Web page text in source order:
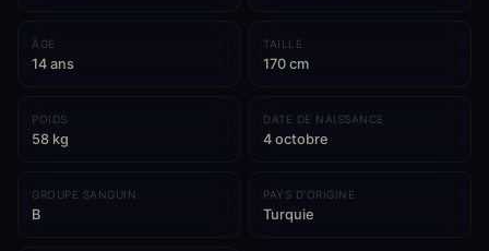
ÂGE
14 ans
TAILLE
170 cm
POIDS
58 kg
DATE DE NAISSANCE
4 octobre
GROUPE SANGUIN
B
PAYS D'ORIGINE
Turquie